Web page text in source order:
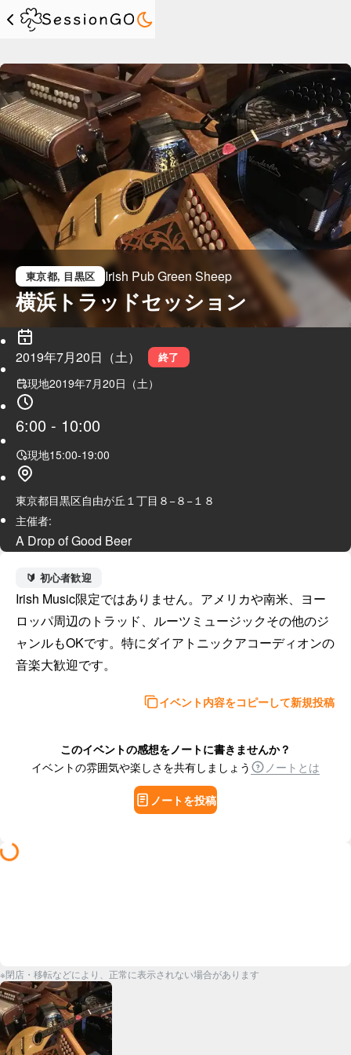
東京都, 目黒区 Irish Pub Green Sheep
横浜トラッドセッション
2019年7月20日（土） 終了
現地2019年7月20日（土）
6:00 - 10:00
現地15:00-19:00
東京都目黒区自由が丘１丁目８−８−１８
主催者:
A Drop of Good Beer
🔰 初心者歓迎
Irish Music限定ではありません。アメリカや南米、ヨー
ロッパ周辺のトラッド、ルーツミュージックその他のジ
ャンルもOKです。特にダイアトニックアコーディオンの
音楽大歓迎です。
イベント内容をコピーして新規投稿
このイベントの感想をノートに書きませんか？
イベントの雰囲気や楽しさを共有しましょう
ノートとは
ノートを投稿
※閉店・移転などにより、正常に表示されない場合があります